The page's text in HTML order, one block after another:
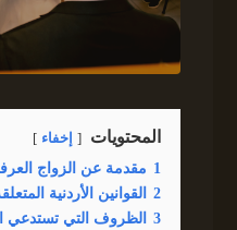
المحتويات إخفاء
1 مقدمة عن الزواج
2
القوانين الأردنية
3
الظروف التي تستدعي